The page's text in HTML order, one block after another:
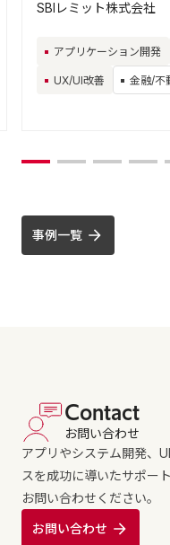
SBIレミット株式会社
アプリケーション開発
UX/UI改善 金融/不
事例一覧
Contact
お問い合わせ
アプリやシステム開発、
スを成功に導いたサポー
お問い合わせください。
お問い合わせ